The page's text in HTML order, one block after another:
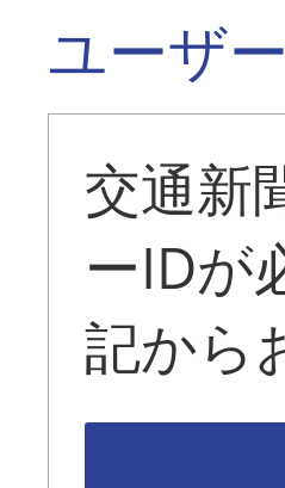
ユーザ
交通新
ーIDが
記から